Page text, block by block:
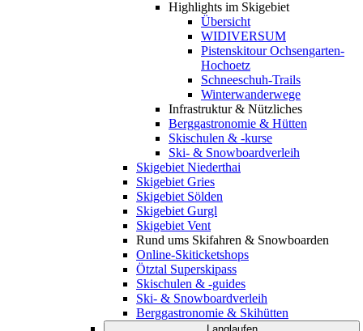
Highlights im Skigebiet
Übersicht
WIDIVERSUM
Pistenskitour Ochsengarten-
Hochoetz
Schneeschuh-Trails
Winterwanderwege
Infrastruktur & Nützliches
Berggastronomie & Hütten
Skischulen & -kurse
Ski- & Snowboardverleih
Skigebiet Niederthai
Skigebiet Gries
Skigebiet Sölden
Skigebiet Gurgl
Skigebiet Vent
Rund ums Skifahren & Snowboarden
Online-Skiticketshops
Ötztal Superskipass
Skischulen & -guides
Ski- & Snowboardverleih
Berggastronomie & Skihütten